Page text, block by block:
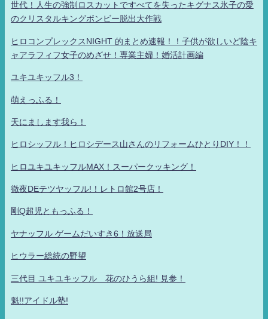
世代！人生の強制ロスカットですべてを失ったキグナス氷子の愛
のクリスタルキングボンビー脱出大作戦
ヒロコンプレックスNIGHT 的まとめ速報！！子供が欲しいど陰キ
ャアラフィフ女子のめざせ！専業主婦！婚活計画編
ユキユキッフル3！
萌えっふる！
天にまします我ら！
ヒロシッフル！ヒロシデース山さんのリフォームひとりDIY！！
ヒロユキユキッフルMAX！スーパークッキング！
徹夜DEテツヤッフル!！レトロ館2号店！
剛Q超児ともっふる！
ヤナッフル ゲームだいすき6！放送局
ヒウラー総統の野望
三代目 ユキユキッフル 花のひうら組! 見参！
魁!!アイドル塾!